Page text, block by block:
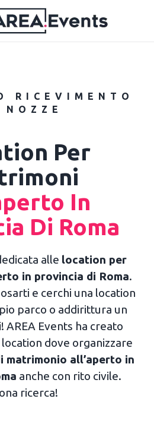
RICEVIMENTO
Per
In
Di Roma
alle location per
in provincia di Roma.
e cerchi una location
parco o addirittura un
AREA Events ha creato
dove organizzare
matrimonio all’aperto in
anche con rito civile.
ricerca!